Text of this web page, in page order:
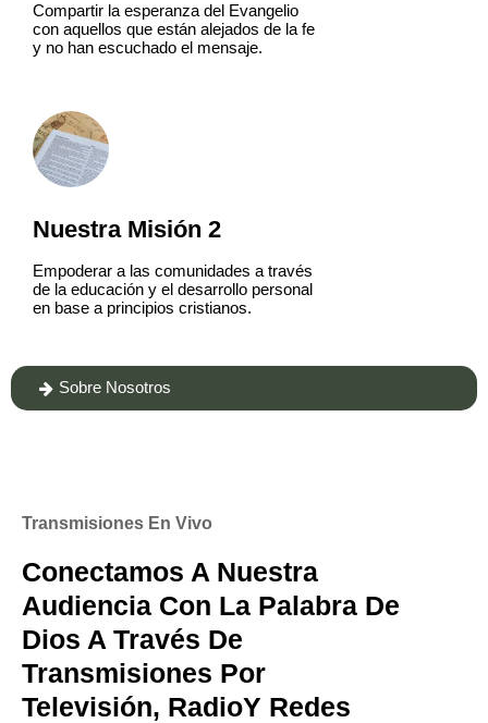
Compartir la esperanza del Evangelio
con aquellos que están alejados de la fe
y no han escuchado el mensaje.
Nuestra Misión 2
Empoderar a las comunidades a través
de la educación y el desarrollo personal
en base a principios cristianos.
 Sobre Nosotros
Transmisiones En Vivo
Conectamos A Nuestra
Audiencia Con La Palabra De
Dios A Través De
Transmisiones Por
Televisión, RadioY Redes